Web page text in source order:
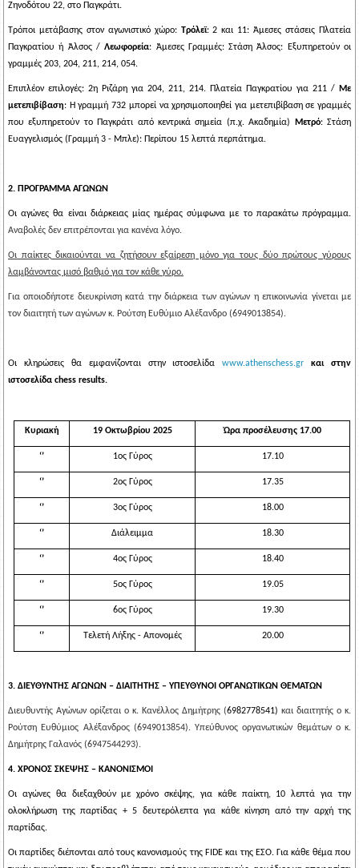
Ζηνοδότου 22, στο Παγκράτι.
Τρόποι μετάβασης στον αγωνιστικό χώρο: Τρόλεϊ: 2 και 11: Άμεσες στάσεις Πλατεία
Παγκρατίου ή Άλσος /Λεωφορεία: Άμεσες Γραμμές: Στάση Άλσος: Εξυπηρετούν οι
γραμμές 203, 204, 211, 214, 054.
Επιπλέον επιλογές: 2η Ριζάρη για 204, 211, 214. Πλατεία Παγκρατίου για 211 /
Με
μετεπιβίβαση: Η γραμμή 732 μπορεί να χρησιμοποιηθεί για μετεπιβίβαση σε γραμμές
που εξυπηρετούν το Παγκράτι από κεντρικά σημεία (π.χ. Ακαδημία)
Μετρό: Στάση
Ευαγγελισμός (Γραμμή 3 - Μπλε): Περίπου 15 λεπτά περπάτημα.
2. ΠΡΟΓΡΑΜΜΑ ΑΓΩΝΩΝ
Οι αγώνες θα είναι διάρκειας μίας ημέρας σύμφωνα με το παρακάτω πρόγραμμα.
Αναβολές δεν επιτρέπονται για κανένα λόγο.
Οι παίκτες δικαιούνται να ζητήσουν εξαίρεση μόνο για τους δύο πρώτους γύρους
λαμβάνοντας μισό βαθμό για τον κάθε γύρο.
Για οποιοδήποτε διευκρίνιση κατά την διάρκεια των αγώνων η επικοινωνία γίνεται με
τον διαιτητή των αγώνων κ. Ρούτση Ευθύμιο Αλέξανδρο (6949013854).
Οι κληρώσεις θα εμφανίζονται στην ιστοσελίδαwww.athenschess.gr
και στην
ιστοσελίδα chess results.
Κυριακή 19 Οκτωβρίου 2025 Ώρα προσέλευσης 17.00
‘’ 1ος Γύρος 17.10
‘’ 2ος Γύρος 17.35
‘’ 3ος Γύρος 18.00
‘’ Διάλειμμα 18.30
‘’ 4ος Γύρος 18.40
‘’ 5ος Γύρος 19.05
‘’ 6ος Γύρος 19.30
‘’ Τελετή Λήξης - Απονομές 20.00
3. ΔΙΕΥΘΥΝΤΗΣ ΑΓΩΝΩΝ – ΔΙΑΙΤΗΤΗΣ – ΥΠΕΥΘΥΝΟΙ ΟΡΓΑΝΩΤΙΚΩΝ ΘΕΜΑΤΩΝ
Διευθυντής Αγώνων ορίζεται ο κ. Κανέλλος Δημήτρης (6982778541) και διαιτητής ο κ.
Ρούτση Ευθύμιος Αλέξανδρος (6949013854). Υπεύθυνος οργανωτικών θεμάτων ο κ.
Δημήτρης Γαλανός (6947544293).
4. ΧΡΟΝΟΣ ΣΚΕΨΗΣ – ΚΑΝΟΝΙΣΜΟΙ
Οι αγώνες θα διεξαχθούν με χρόνο σκέψης, για κάθε παίκτη, 10 λεπτά για την
ολοκλήρωση της παρτίδας + 5 δευτερόλεπτα για κάθε κίνηση από την αρχή της
παρτίδας.
Οι παρτίδες διέπονται από τους κανονισμούς της FIDE και της ΕΣΟ. Για κάθε θέμα που